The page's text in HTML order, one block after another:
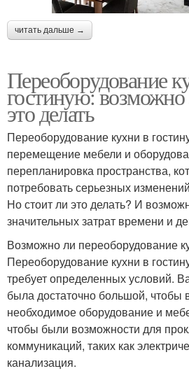
читать дальше →
Переоборудование
гостиную: возможно
это делать
Переоборудование кухни в
перемещение мебели и
перепланировка пространства,
потребовать серьезных
Но стоит ли это делать? И
значительных затрат времени и
Возможно ли переоборудование
Переоборудование кухни в
требует определенных условий.
была достаточно большой, чтобы
необходимое оборудование и
чтобы были возможности для
коммуникаций, таких как
канализация.